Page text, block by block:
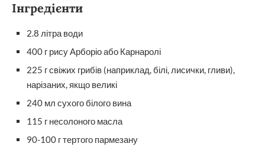
Інгредієнти
2.8 літра води
400 г рису Арборіо або Карнаролі
225 г свіжих грибів (наприклад, білі, лисички, гливи),
нарізаних, якщо великі
240 мл сухого білого вина
115 г несолоного масла
90-100 г тертого пармезану